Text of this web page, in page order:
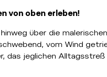
von oben erleben!
über die
vom Wind
das jeglichen